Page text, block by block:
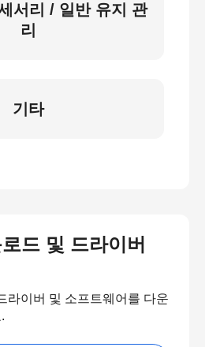
서리 / 일반 유지 관
리
기타
드 및 드라이버
라이버 및 소프트웨어를 다운